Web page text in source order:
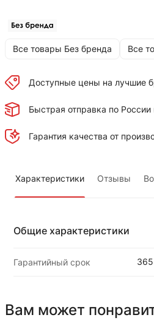
Все товары Без бренда Все
Доступные цены на лучшие
Быстрая отправка по
Гарантия качества от
Характеристики Отзывы
Общие характеристики
Гарантийный срок
Вам может